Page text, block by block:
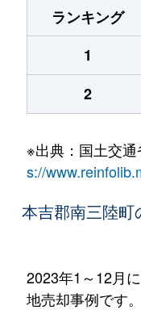
ランキング
1
2
※出典：国土交
s://
本吉郡南三陸町
2023年1～12月
地売却事例です。